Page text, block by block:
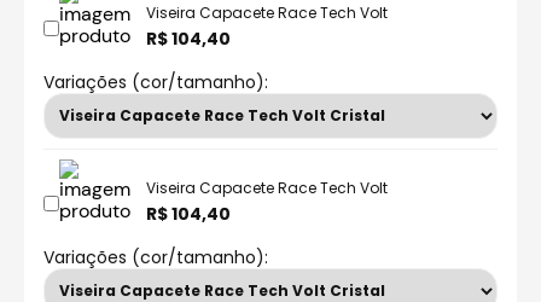
Viseira Capacete Race Tech Volt
R$ 104,40
Variações (cor/tamanho):
Viseira Capacete Race Tech Volt
R$ 104,40
Variações (cor/tamanho):